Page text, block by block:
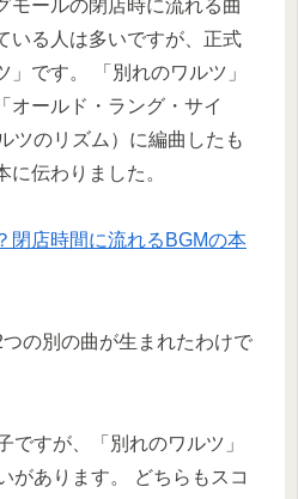
モールの閉店時に流れる曲
いる人は多いですが、正式
です。 「別れのワルツ」
オールド・ラング・サイ
ツのリズム）に編曲したも
伝わりました。
閉店時間に流れるBGMの本
の別の曲が生まれたわけで
ですが、「別れのワルツ」
があります。 どちらもスコ